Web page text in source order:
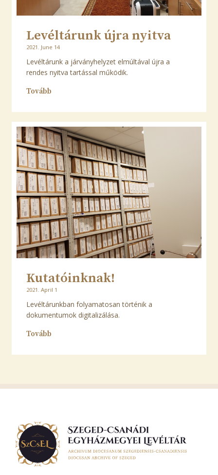
Levéltárunk újra nyitva
2021. June 14
Levéltárunk a járványhelyzet elmúltával újra a
rendes nyitva tartással működik.
Tovább
Kutatóinknak!
2021. April 1
Levéltárunkban folyamatosan történik a
dokumentumok digitalizálása.
Tovább